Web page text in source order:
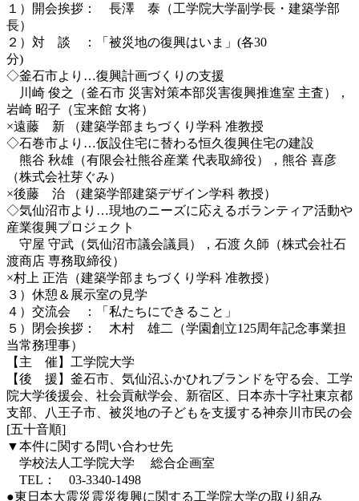
１）開会挨拶： 長澤 泰（工学院大学副学長・建築学部
長）
２）対 談 ：「被災地の復興はいま」(各30
◇釜石市より…復興計画づくりの支援
川崎 俊之（釜石市 災害対策本部災害復興推進室 主査），
岩崎 昭子（宝来館 女将）
×遠藤 新 （建築学部まちづくり学科 准教授
◇石巻市より…仮設住宅に替わる恒久復興住宅の建設
熊谷 秋雄（有限会社熊谷産業 代表取締役），熊谷 喜彦
（株式会社芽ぐみ）
×後藤 治 （建築学部建築デザイン学科 教授）
◇気仙沼市より…現地のニーズに応えるボランティア活動や
産業復興プロジェクト
守屋 守武（気仙沼市議会議員），石渡 久師（株式会社石
渡商店 専務取締役）
×村上 正浩（建築学部まちづくり学科 准教授）
３）休憩＆展示室の見学
４）交流会 ：「私たちにできること」
５）閉会挨拶： 木村 雄二（学園創立125周年記念事業担
当常務理事）
【主 催】工学院大学
【後 援】釜石市、気仙沼ふかひれブランドを守る会、工学
院大学後援会、社会貢献学会、新宿区、日本赤十字社東京都
支部、八王子市、被災地の子どもを支援する神奈川市民の会
[五十音順]
▼本件に関する問い合わせ先
学校法人工学院大学 総合企画室
TEL： 03-3340-1498
●東日本大震災震災復興に関する工学院大学の取り組み